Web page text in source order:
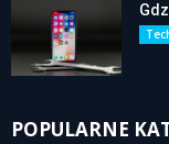
POPULARNE